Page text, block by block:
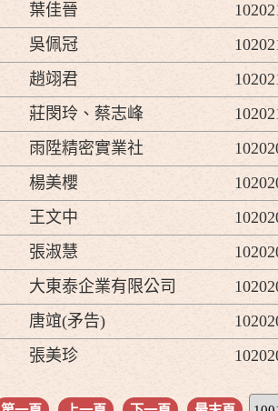
葉佳晉
吳佩冠
趙翊君
莊閔玲、蔡志峰
雨陞精密實業社
楊美櫻
王文中
張淑慧
大東泰企業有限公司
唐竩(矛告)
張美珍